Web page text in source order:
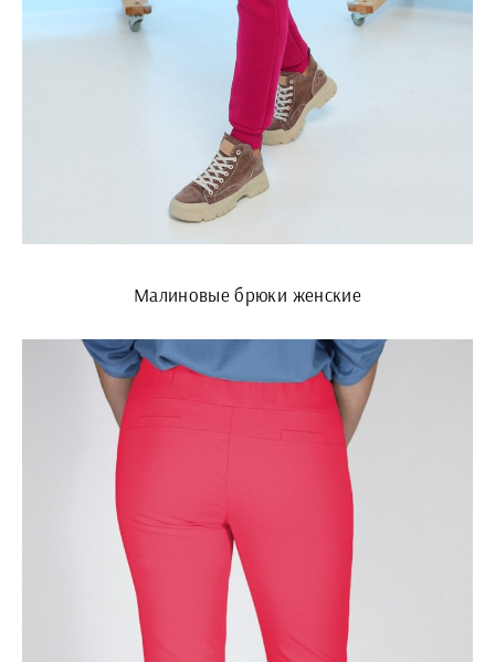
Малиновые брюки женские